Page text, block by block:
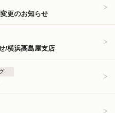
更のお知らせ
/横浜髙島屋支店